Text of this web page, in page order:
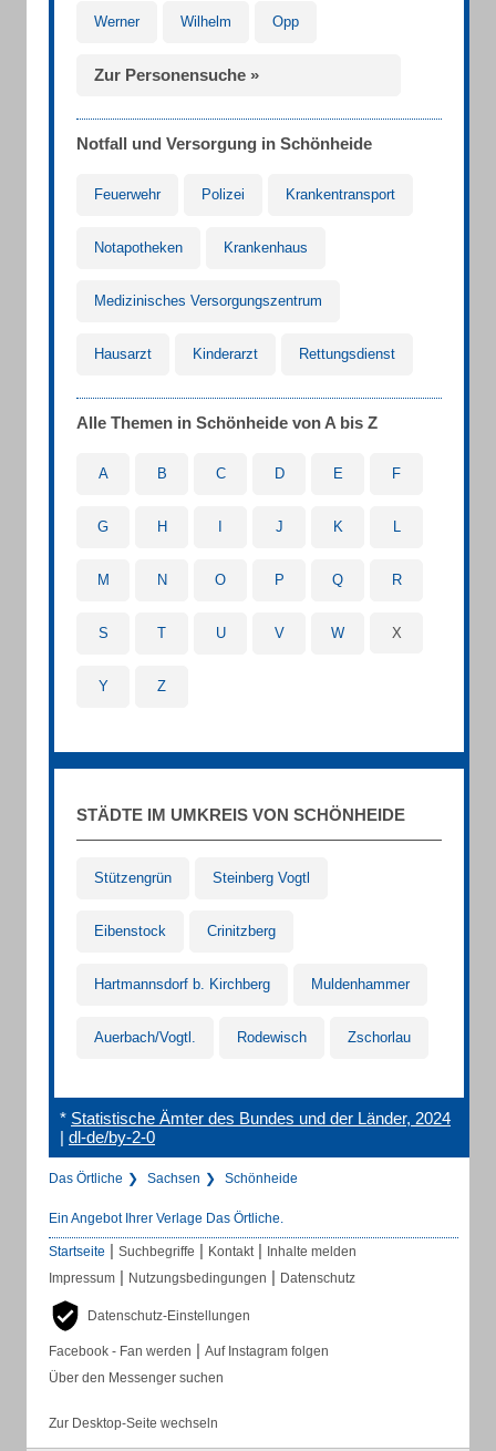
Werner Wilhelm Opp
Zur Personensuche »
Notfall und Versorgung in Schönheide
Feuerwehr Polizei Krankentransport
Notapotheken Krankenhaus
Medizinisches Versorgungszentrum
Hausarzt Kinderarzt Rettungsdienst
Alle Themen in Schönheide von A bis Z
A B C D E F
G H J K L
M N O P Q R
S T U V W X
Y Z
STÄDTE IM UMKREIS VON SCHÖNHEIDE
Stützengrün Steinberg Vogtl
Eibenstock Crinitzberg
Hartmannsdorf b. Kirchberg Muldenhammer
Auerbach/Vogtl. Rodewisch Zschorlau
* Statistische Ämter des Bundes und der Länder, 2024
| dl-de/by-2-0
Das Örtliche Sachsen Schönheide
Ein Angebot Ihrer Verlage Das Örtliche.
Startseite | Suchbegriffe | Kontakt | Inhalte melden
Impressum | Nutzungsbedingungen | Datenschutz
Datenschutz-Einstellungen
Facebook - Fan werden | Auf Instagram folgen
Über den Messenger suchen
Zur Desktop-Seite wechseln